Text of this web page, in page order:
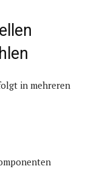
in mehreren